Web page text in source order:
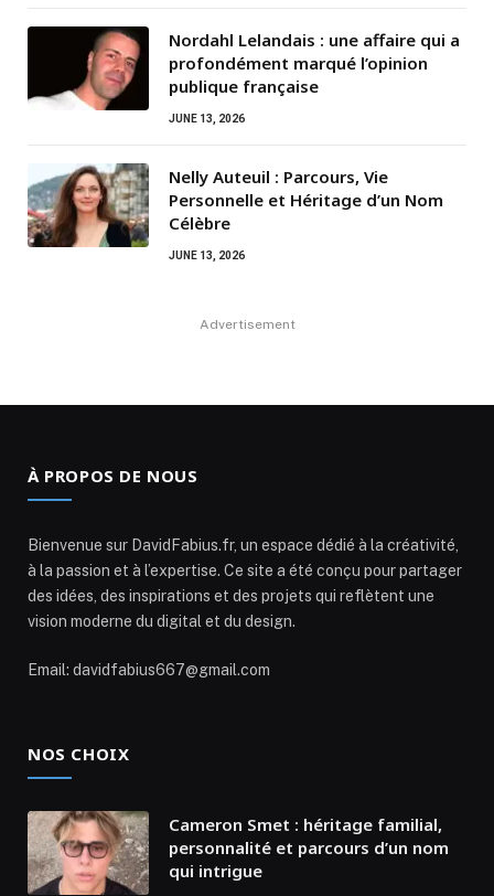
Nordahl Lelandais : une affaire qui a
profondément marqué l’opinion
publique française
JUNE 13, 2026
Nelly Auteuil : Parcours, Vie
Personnelle et Héritage d’un Nom
Célèbre
JUNE 13, 2026
Advertisement
À PROPOS DE NOUS
Bienvenue sur DavidFabius.fr, un espace dédié à la créativité,
à la passion et à l’expertise. Ce site a été conçu pour partager
des idées, des inspirations et des projets qui reflètent une
vision moderne du digital et du design.
Email: davidfabius667@gmail.com
NOS CHOIX
Cameron Smet : héritage familial,
personnalité et parcours d’un nom
qui intrigue